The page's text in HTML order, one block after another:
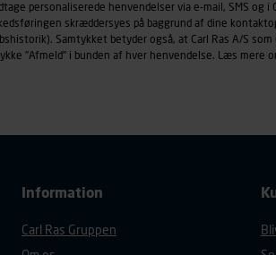
der anvendes.
persondatapolitik, der indeholder
personaliserede henvendelser via e-mail, SMS og i
skræddersyes på baggrund af dine
Samtykket betyder også, at Carl Ras A/S
"Afmeld" i bunden af hver henvendelse. Læs mere
Information
Carl Ras Gruppen